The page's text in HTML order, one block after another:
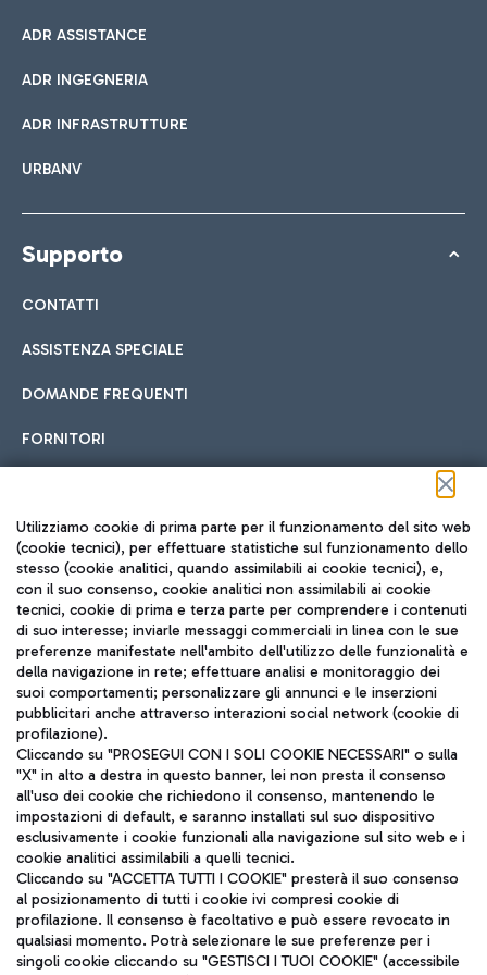
ADR ASSISTANCE
ADR INGEGNERIA
ADR INFRASTRUTTURE
URBANV
Supporto
CONTATTI
ASSISTENZA SPECIALE
DOMANDE FREQUENTI
FORNITORI
Seguici sui social
TRAVEL JOURNAL
ITA
Aeroporti di Roma S.p.A. - Società soggetta a direzione e
coordinamento di Mundys S.p.A.
Codice fiscale e Registro delle Imprese di Roma 13032990155 P.
IVA 06572251004
Capitale sociale 62.224.743,00 int. vers.
Sede legale: Via Pier Paolo Racchetti 1 - 00054 Fiumicino (RM)
Utilizziamo cookie di prima parte per il funzionamento del sito web
(cookie tecnici), per effettuare statistiche sul funzionamento dello
stesso (cookie analitici, quando assimilabili ai cookie tecnici), e,
con il suo consenso, cookie analitici non assimilabili ai cookie
tecnici, cookie di prima e terza parte per comprendere i contenuti
di suo interesse; inviarle messaggi commerciali in linea con le sue
preferenze manifestate nell'ambito dell'utilizzo delle funzionalità e
della navigazione in rete; effettuare analisi e monitoraggio dei
suoi comportamenti; personalizzare gli annunci e le inserzioni
pubblicitari anche attraverso interazioni social network (cookie di
profilazione).
Cliccando su "PROSEGUI CON I SOLI COOKIE NECESSARI" o sulla
"X" in alto a destra in questo banner, lei non presta il consenso
all'uso dei cookie che richiedono il consenso, mantenendo le
impostazioni di default, e saranno installati sul suo dispositivo
esclusivamente i cookie funzionali alla navigazione sul sito web e i
cookie analitici assimilabili a quelli tecnici.
Cliccando su "ACCETTA TUTTI I COOKIE" presterà il suo consenso
al posizionamento di tutti i cookie ivi compresi cookie di
profilazione. Il consenso è facoltativo e può essere revocato in
qualsiasi momento. Potrà selezionare le sue preferenze per i
singoli cookie cliccando su "GESTISCI I TUOI COOKIE" (accessibile